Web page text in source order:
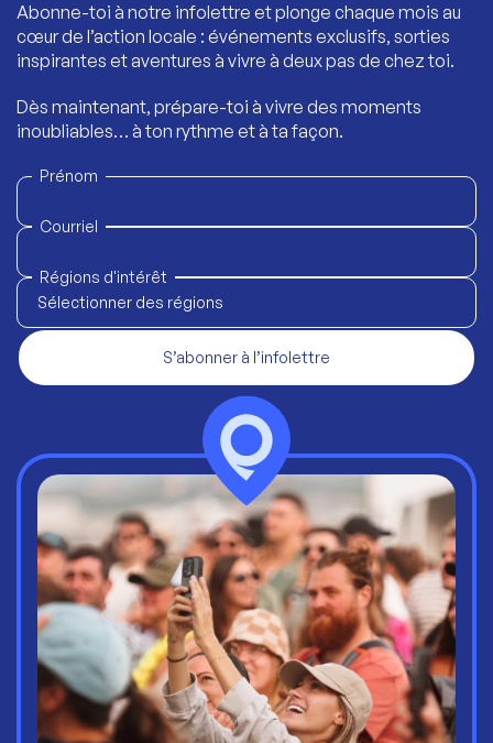
Abonne-toi à notre infolettre et plonge chaque mois au
cœur de l’action locale : événements exclusifs, sorties
inspirantes et aventures à vivre à deux pas de chez toi.
Dès maintenant, prépare-toi à vivre des moments
inoubliables… à ton rythme et à ta façon.
Prénom
Courriel
Régions d'intérêt
Sélectionner des régions
S’abonner à l’infolettre